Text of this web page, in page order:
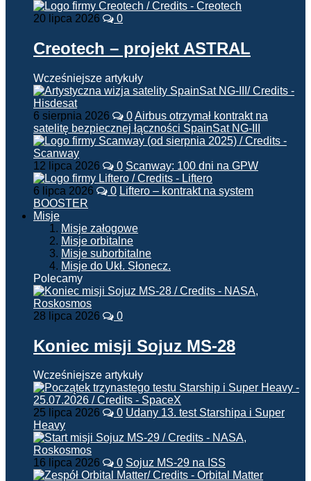
20 lipca 2026 0
Creotech – projekt ASTRAL
Wcześniejsze artykuły
6 sierpnia 2026 0Airbus otrzymał kontrakt na
satelitę bezpiecznej łączności SpainSat NG-III
12 lipca 2026 0 Scanway: 100 dni na GPW
6 lipca 2026 0 Liftero – kontrakt na system
BOOSTER
Misje
Misje załogowe
Misje orbitalne
Misje suborbitalne
Misje do Ukł. Słonecz.
Polecamy
28 lipca 2026 0
Koniec misji Sojuz MS-28
Wcześniejsze artykuły
25 lipca 2026 0 Udany 13. test Starshipa i Super
Heavy
16 lipca 2026 0 Sojuz MS-29 na ISS